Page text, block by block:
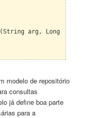
arg, Long
modelo de repositório
consultas
já define boa parte
para a